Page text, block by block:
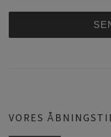
rVORES